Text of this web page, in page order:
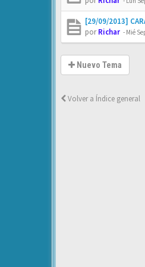
[29/09/2013]
porRichar - Mié
Nuevo Tema
Volver a Índice general